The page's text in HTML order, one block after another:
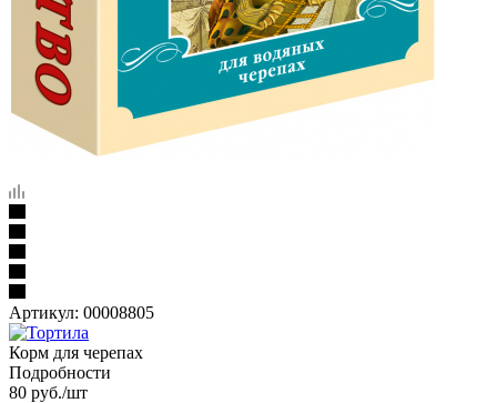
Артикул: 00008805
Корм для черепах
Подробности
80 руб./шт